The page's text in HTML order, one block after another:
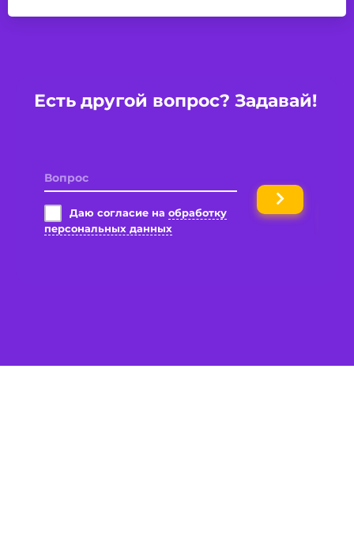
Есть другой вопрос? Задавай!
Вопрос
Даю согласие на обработку
персональных данных